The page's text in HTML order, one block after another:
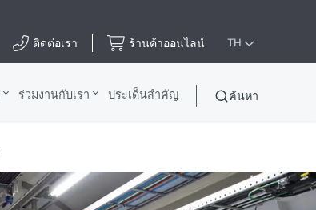
ติดต่อเรา ร้านค้าออนไลน์ TH
ร่วมงานกับเรา ประเด็นสําคัญ ค้นหา